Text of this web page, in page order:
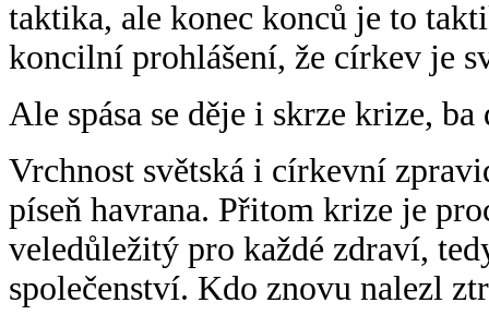
taktika, ale konec konců je to
koncilní prohlášení, že církev je
Ale spása se děje i skrze krize,
Vrchnost světská i církevní
píseň havrana. Přitom krize je
veledůležitý pro každé zdraví,
společenství. Kdo znovu nalezl